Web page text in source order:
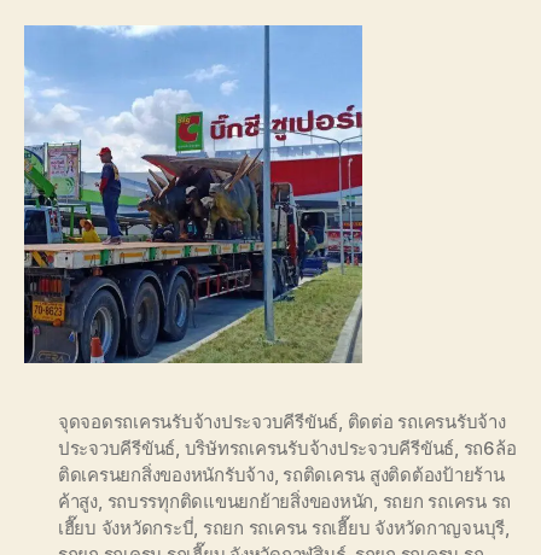
จุดจอดรถเครนรับจ้างประจวบคีรีขันธ์ ติดต่อ รถเครนรับจ้าง
ประจวบคีรีขันธ์ บริษัทรถเครนรับจ้างประจวบคีรีขันธ์ รถ6ล้อ
ติดเครนยกสิ่งของหนักรับจ้าง, รถติดเครน สูงติดต้องป้ายร้าน
ค้าสูง รถบรรทุกติดแขนยกย้ายสิ่งของหนัก รถยก รถเครน รถ
เฮี๊ยบ จังหวัดกระบี่ รถยก รถเครน รถเฮี๊ยบ จังหวัดกาญจนบุรี